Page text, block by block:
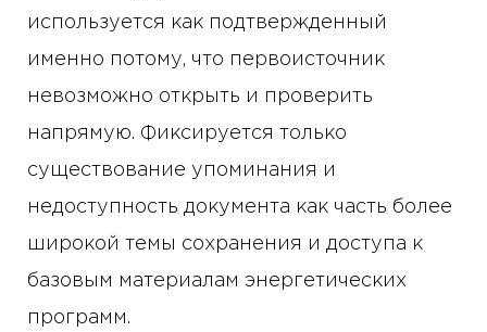
используется как подтвержденный
именно потому, что первоисточник
невозможно открыть и проверить
напрямую. Фиксируется только
существование упоминания и
недоступность документа как часть более
широкой темы сохранения и доступа к
базовым материалам энергетических
программ.